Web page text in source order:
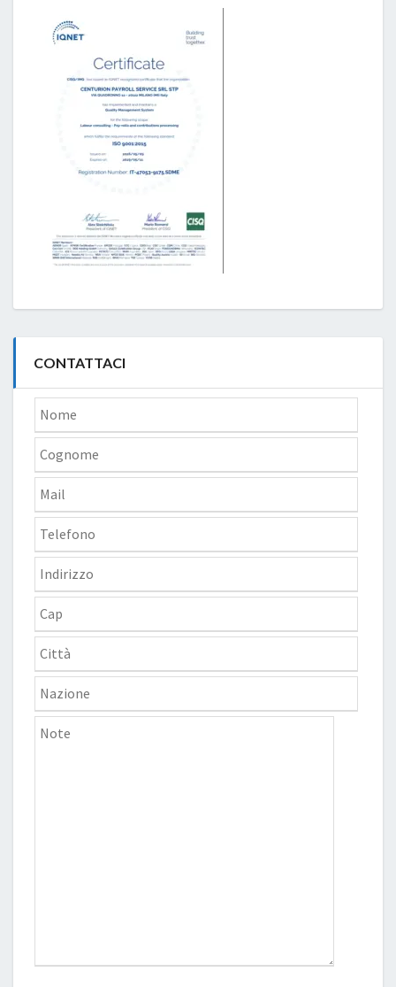
CONTATTACI